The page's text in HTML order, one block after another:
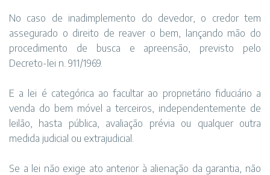
No caso de inadimplemento do devedor, o credor tem
assegurado o direito de reaver o bem, lançando mão do
procedimento de busca e apreensão, previsto pelo
Decreto-lei n. 911/1969.
E a lei é categórica ao facultar ao proprietário fiduciário a
venda do bem móvel a terceiros, independentemente de
leilão, hasta pública, avaliação prévia ou qualquer outra
medida judicial ou extrajudicial.
Se a lei não exige ato anterior à alienação da garantia, não